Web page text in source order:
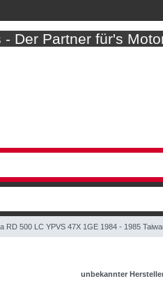
Der Partner für's
RD 500 LC YPVS 47X 1GE 1984 - 1985
unbekannter